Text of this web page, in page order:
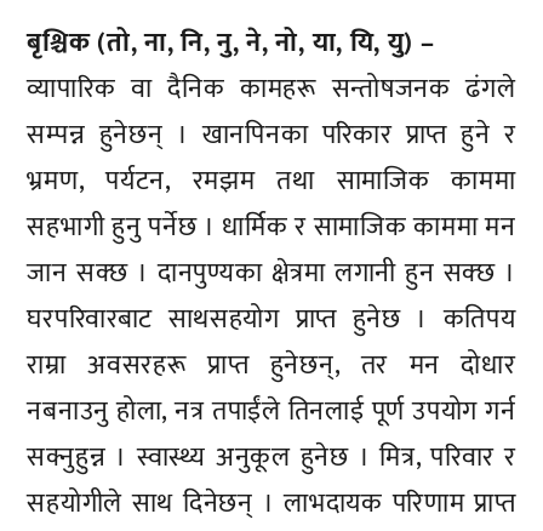
बृश्चिक (तो, ना, नि, नु, ने, नो, या, यि, यु) –
व्यापारिक वा दैनिक कामहरू सन्तोषजनक ढंगले
सम्पन्न हुनेछन् । खानपिनका परिकार प्राप्त हुने र
भ्रमण, पर्यटन, रमझम तथा सामाजिक काममा
सहभागी हुनु पर्नेछ । धार्मिक र सामाजिक काममा मन
जान सक्छ । दानपुण्यका क्षेत्रमा लगानी हुन सक्छ ।
घरपरिवारबाट साथसहयोग प्राप्त हुनेछ । कतिपय
राम्रा अवसरहरू प्राप्त हुनेछन्, तर मन दोधार
नबनाउनु होला, नत्र तपाईंले तिनलाई पूर्ण उपयोग गर्न
सक्नुहुन्न । स्वास्थ्य अनुकूल हुनेछ । मित्र, परिवार र
सहयोगीले साथ दिनेछन् । लाभदायक परिणाम प्राप्त